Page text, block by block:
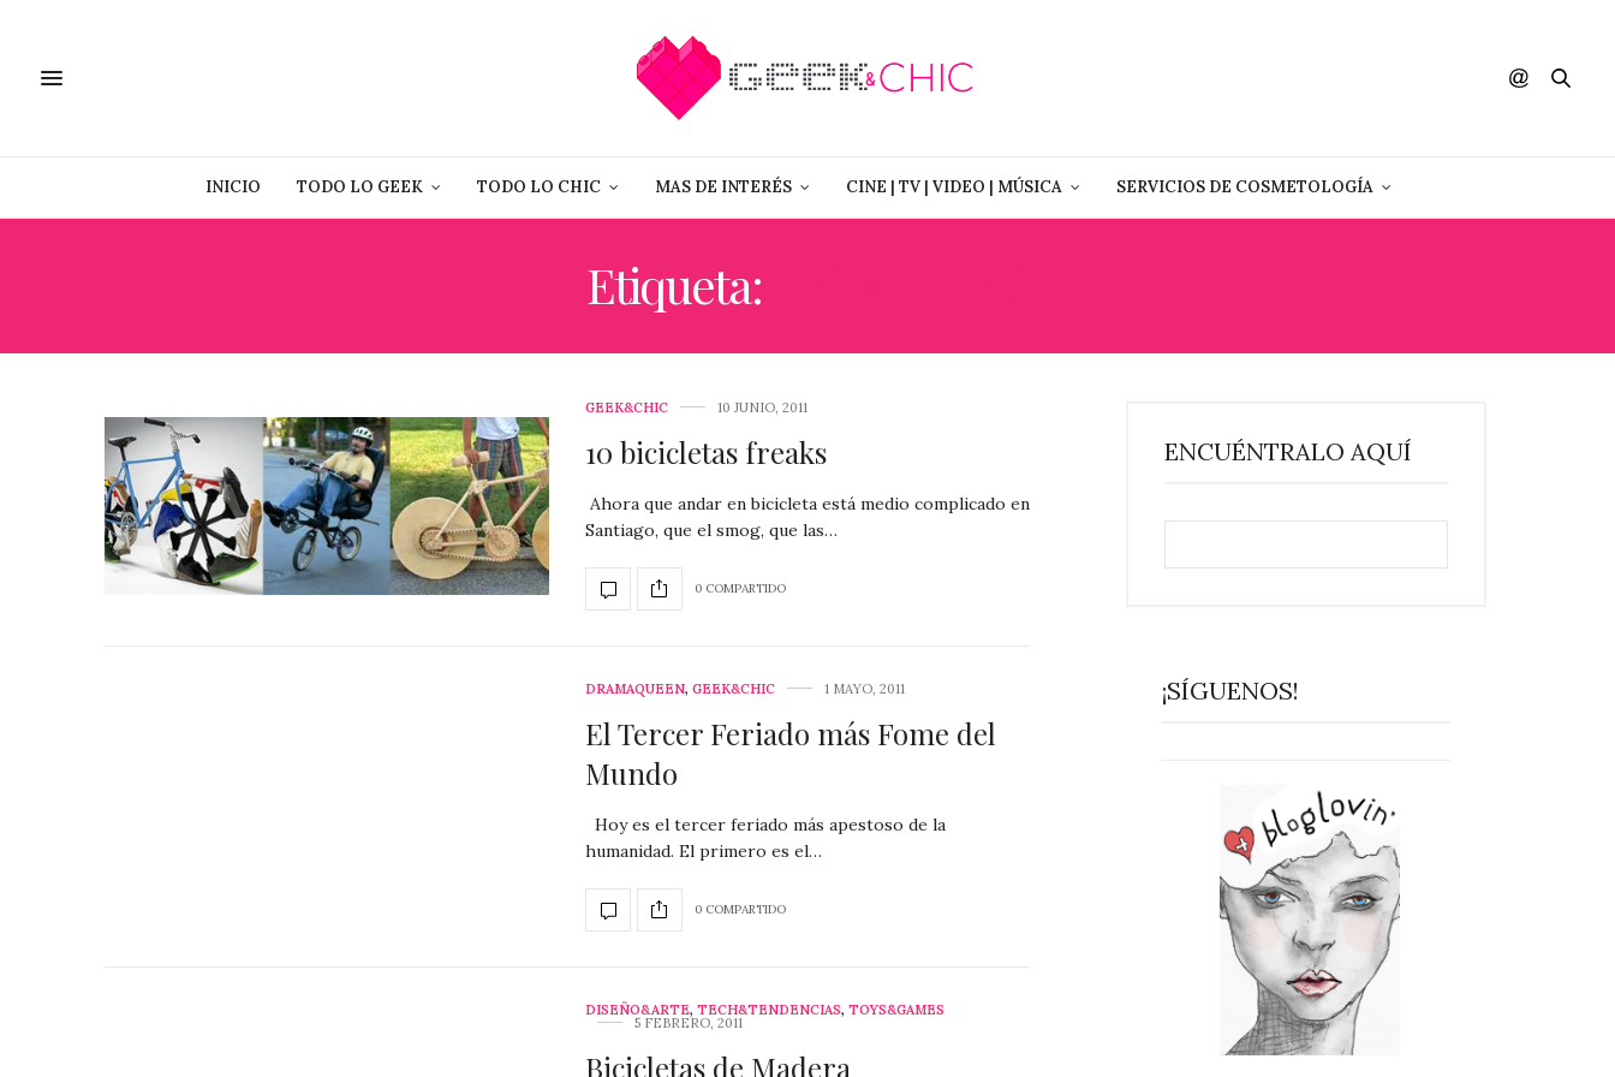
INICIO TODO LO GEEK TODO LO CHIC MAS DE INTERÉS CINE | TV | VIDEO | MÚSICA SERVICIOS DE COSMETOLOGÍA
Etiqueta:
GEEK&CHIC 10 JUNIO, 2011
10 bicicletas freaks
Ahora que andar en bicicleta está medio complicado en
Santiago, que el smog, que las…
0 COMPARTIDO
DRAMAQUEEN, GEEK&CHIC 1 MAYO, 2011
El Tercer Feriado más Fome del
Mundo
Hoy es el tercer feriado más apestoso de la
humanidad. El primero es el…
0 COMPARTIDO
DISEÑO&ARTE, TECH&TENDENCIAS, TOYS&GAMES
5 FEBRERO, 2011
Bicicletas de Madera
ENCUÉNTRALO AQUÍ
¡SÍGUENOS!